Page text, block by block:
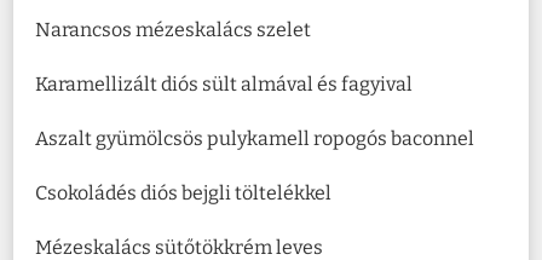
Narancsos mézeskalács szelet
Karamellizált diós sült almával és fagyival
Aszalt gyümölcsös pulykamell ropogós baconnel
Csokoládés diós bejgli töltelékkel
Mézeskalács sütőtökkrém leves